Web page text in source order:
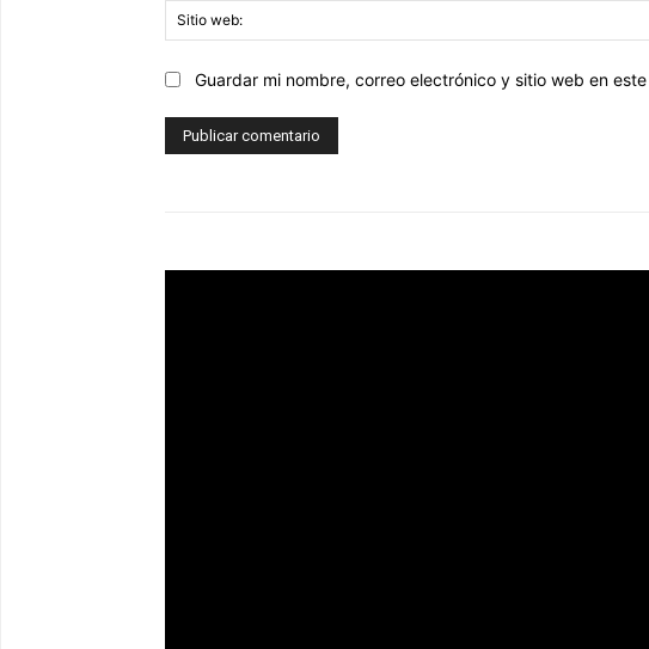
Guardar mi nombre, correo electrónico y sitio web en